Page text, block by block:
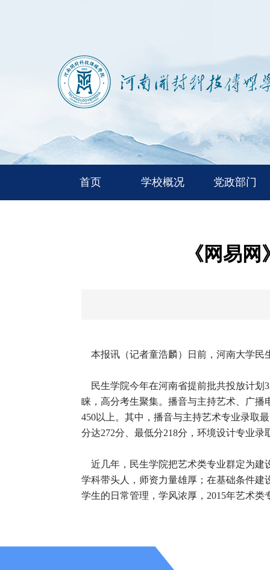
首页 学校概况 党政部门
《网易
本报讯（记者童浩麟）日前，河南大学民
民生学院今年在河南省提前批共投放计划
睐，高分考生聚集。播音与主持艺术、广
450以上。其中，播音与主持艺术专业录取
分达272分、最低分218分，环境设计专业录
近几年，民生学院把艺术类专业群定为建
学科带头人，师资力量雄厚；在基础条件
学生的日常管理，学风浓厚，2015年艺术